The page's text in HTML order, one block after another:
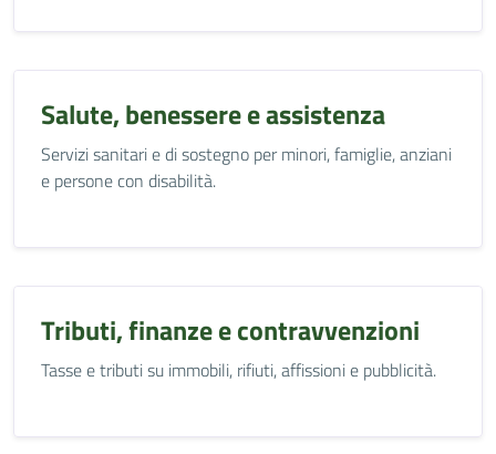
Salute, benessere e assistenza
Servizi sanitari e di sostegno per minori, famiglie, anziani
e persone con disabilità.
Tributi, finanze e contravvenzioni
Tasse e tributi su immobili, rifiuti, affissioni e pubblicità.